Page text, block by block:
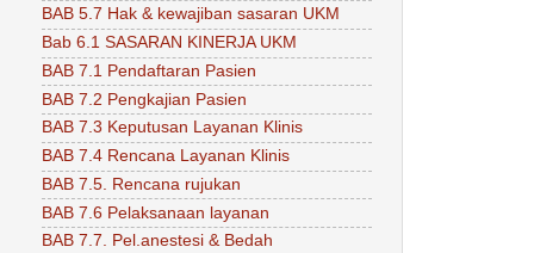
BAB 5.7 Hak & kewajiban sasaran UKM
Bab 6.1 SASARAN KINERJA UKM
BAB 7.1 Pendaftaran Pasien
BAB 7.2 Pengkajian Pasien
BAB 7.3 Keputusan Layanan Klinis
BAB 7.4 Rencana Layanan Klinis
BAB 7.5. Rencana rujukan
BAB 7.6 Pelaksanaan layanan
BAB 7.7. Pel.anestesi & Bedah